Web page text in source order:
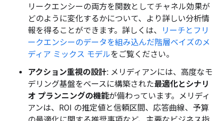
リークエンシーの両方を関数としてチャネル効果が
どのように変化するかについて、より詳しい分析情
報を得ることができます。詳しくは、
リーチとフリ
ークエンシーのデータを組み込んだ階層ベイズのメ
ディア ミックス モデルをご覧ください。
アクション重視の設計: メリディアンには、高度なモ
デリング基盤をベースに構築された最適化とシナリ
オ プランニングの機能が備わっています。メリディ
アンは、ROI の推定値と信頼区間、応答曲線、予算